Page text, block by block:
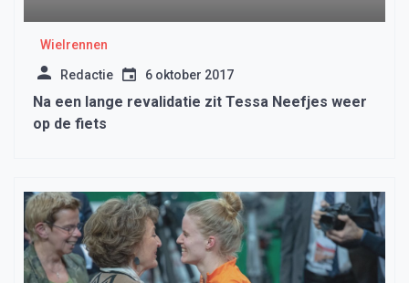
Wielrennen
Redactie 6 oktober 2017
Na een lange revalidatie zit Tessa Neefjes weer
op de fiets